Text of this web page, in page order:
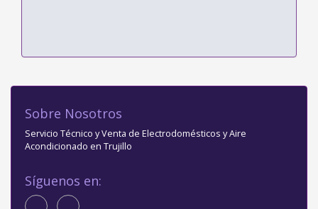
Sobre Nosotros
Servicio Técnico y Venta de Electrodomésticos y Aire
Acondicionado en Trujillo
Síguenos en: